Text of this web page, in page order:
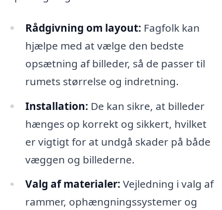
Rådgivning om layout: Fagfolk kan
hjælpe med at vælge den bedste
opsætning af billeder, så de passer til
rumets størrelse og indretning.
Installation: De kan sikre, at billeder
hænges op korrekt og sikkert, hvilket
er vigtigt for at undgå skader på både
væggen og billederne.
Valg af materialer: Vejledning i valg af
rammer, ophængningssystemer og